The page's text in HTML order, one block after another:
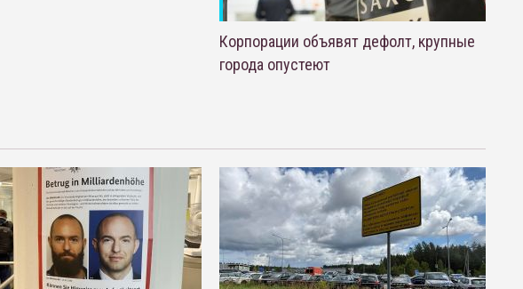
Корпорации объявят дефолт, крупные
города опустеют